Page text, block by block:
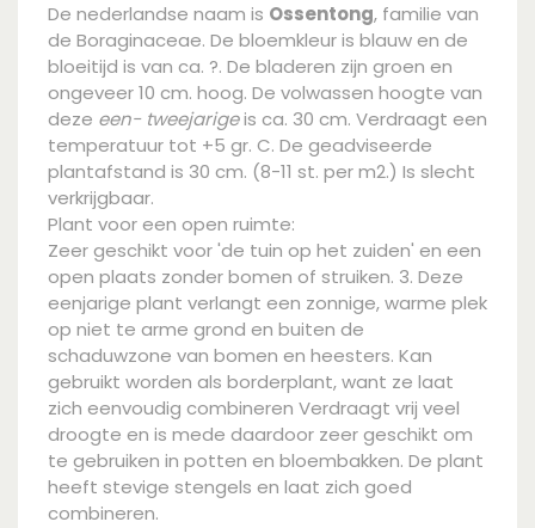
De nederlandse naam is Ossentong, familie van
de Boraginaceae. De bloemkleur is blauw en de
bloeitijd is van ca. ?. De bladeren zijn groen en
ongeveer 10 cm. hoog. De volwassen hoogte van
deze een- tweejarigeis ca. 30 cm. Verdraagt een
temperatuur tot +5 gr. C. De geadviseerde
plantafstand is 30 cm. (8-11 st. per m2.) Is slecht
verkrijgbaar.
Plant voor een open ruimte:
Zeer geschikt voor 'de tuin op het zuiden' en een
open plaats zonder bomen of struiken. 3. Deze
eenjarige plant verlangt een zonnige, warme plek
op niet te arme grond en buiten de
schaduwzone van bomen en heesters. Kan
gebruikt worden als borderplant, want ze laat
zich eenvoudig combineren Verdraagt vrij veel
droogte en is mede daardoor zeer geschikt om
te gebruiken in potten en bloembakken. De plant
heeft stevige stengels en laat zich goed
combineren.